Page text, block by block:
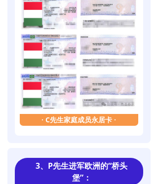
· C先生家庭成员永居卡 ·
3、P先生进军欧洲的“桥头
堡”：